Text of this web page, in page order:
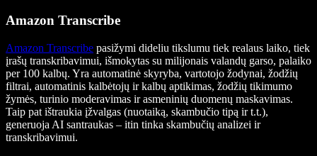
Amazon Transcribe
Amazon Transcribe pasižymi dideliu tikslumu tiek realaus laiko, tiek
įrašų transkribavimui, išmokytas su milijonais valandų garso, palaiko
per 100 kalbų. Yra automatinė skyryba, vartotojo žodynai, žodžių
filtrai, automatinis kalbėtojų ir kalbų aptikimas, žodžių tikimumo
žymės, turinio moderavimas ir asmeninių duomenų maskavimas.
Taip pat ištraukia įžvalgas (nuotaiką, skambučio tipą ir t.t.),
generuoja AI santraukas – itin tinka skambučių analizei ir
transkribavimui.